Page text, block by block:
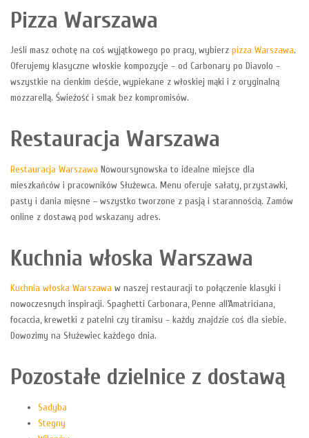
Pizza Warszawa
Jeśli masz ochotę na coś wyjątkowego po pracy, wybierz pizza Warszawa.
Oferujemy klasyczne włoskie kompozycje – od Carbonary po Diavolo –
wszystkie na cienkim cieście, wypiekane z włoskiej mąki i z oryginalną
mozzarellą. Świeżość i smak bez kompromisów.
Restauracja Warszawa
Restauracja Warszawa Nowoursynowska to idealne miejsce dla
mieszkańców i pracowników Służewca. Menu oferuje sałaty, przystawki,
pasty i dania mięsne – wszystko tworzone z pasją i starannością. Zamów
online z dostawą pod wskazany adres.
Kuchnia włoska Warszawa
Kuchnia włoska Warszawa w naszej restauracji to połączenie klasyki i
nowoczesnych inspiracji. Spaghetti Carbonara, Penne all’Amatriciana,
focaccia, krewetki z patelni czy tiramisu – każdy znajdzie coś dla siebie.
Dowozimy na Służewiec każdego dnia.
Pozostałe dzielnice z dostawą
Sadyba
Stegny